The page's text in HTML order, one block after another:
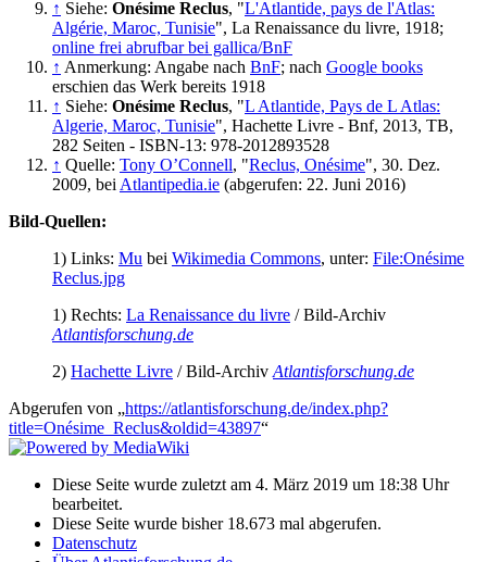
↑ Siehe: Onésime Reclus, "L'Atlantide, pays de l'Atlas:
Algérie, Maroc, Tunisie", La Renaissance du livre, 1918;
online frei abrufbar bei gallica/BnF
↑ Anmerkung: Angabe nach BnF; nach Google books
erschien das Werk bereits 1918
↑ Siehe: Onésime Reclus, "L Atlantide, Pays de L Atlas:
Algerie, Maroc, Tunisie", Hachette Livre - Bnf, 2013, TB,
282 Seiten - ISBN-13: 978-2012893528
↑ Quelle: Tony O’Connell, "Reclus, Onésime", 30. Dez.
2009, bei Atlantipedia.ie (abgerufen: 22. Juni 2016)
Bild-Quellen:
1) Links: Mu bei Wikimedia Commons, unter: File:Onésime
Reclus.jpg
1) Rechts: La Renaissance du livre / Bild-Archiv
Atlantisforschung.de
2) Hachette Livre / Bild-Archiv Atlantisforschung.de
Abgerufen von „https://atlantisforschung.de/index.php?
title=Onésime_Reclus&oldid=43897“
Diese Seite wurde zuletzt am 4. März 2019 um 18:38 Uhr
bearbeitet.
Diese Seite wurde bisher 18.673 mal abgerufen.
Datenschutz